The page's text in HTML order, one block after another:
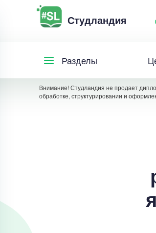
Студландия
Разделы
Внимание! Студландия не продает
обработке, структурировании и